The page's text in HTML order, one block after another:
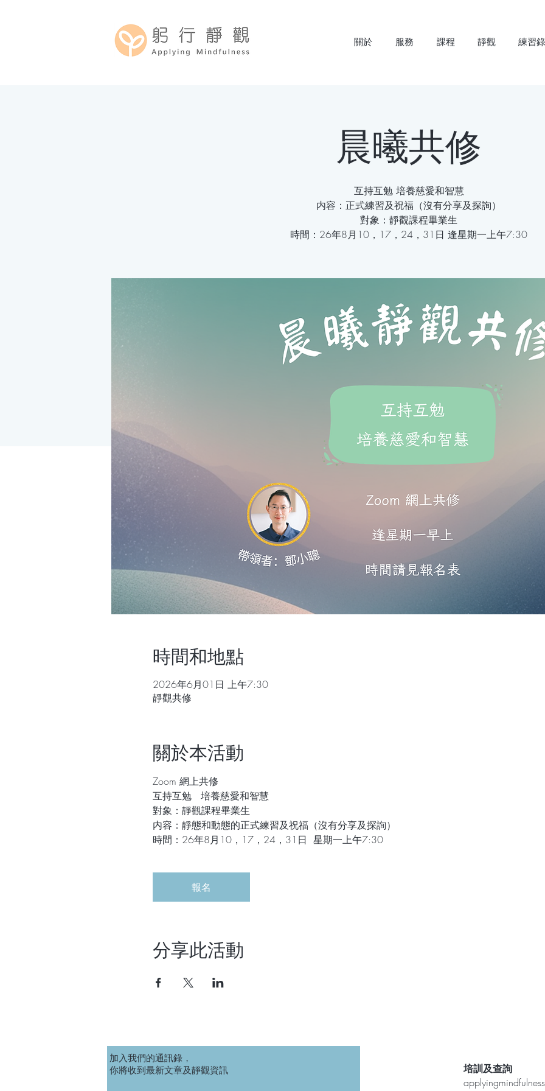
關於 服務 課程 靜觀 練習
晨曦共修
互持互勉 培養慈愛和智慧
内容：正式練習及祝福（沒有分享及探詢）
對象：靜觀課程畢業生
時間：26年8月10，17，24，31日 逢星期一上午7:30
時間和地點
2026年6月01日 上午7:30
靜觀共修
關於本活動
Zoom 網上共修
互持互勉   培養慈愛和智慧
對象：靜觀課程畢業生
内容：靜態和動態的正式練習及祝福（沒有分享及探詢）
時間：26年8月10，17，24，31日  星期一上午7:30
報名
分享此活動
加入我們的通訊錄，
你將收到最新文章及靜觀資訊
培訓及查詢